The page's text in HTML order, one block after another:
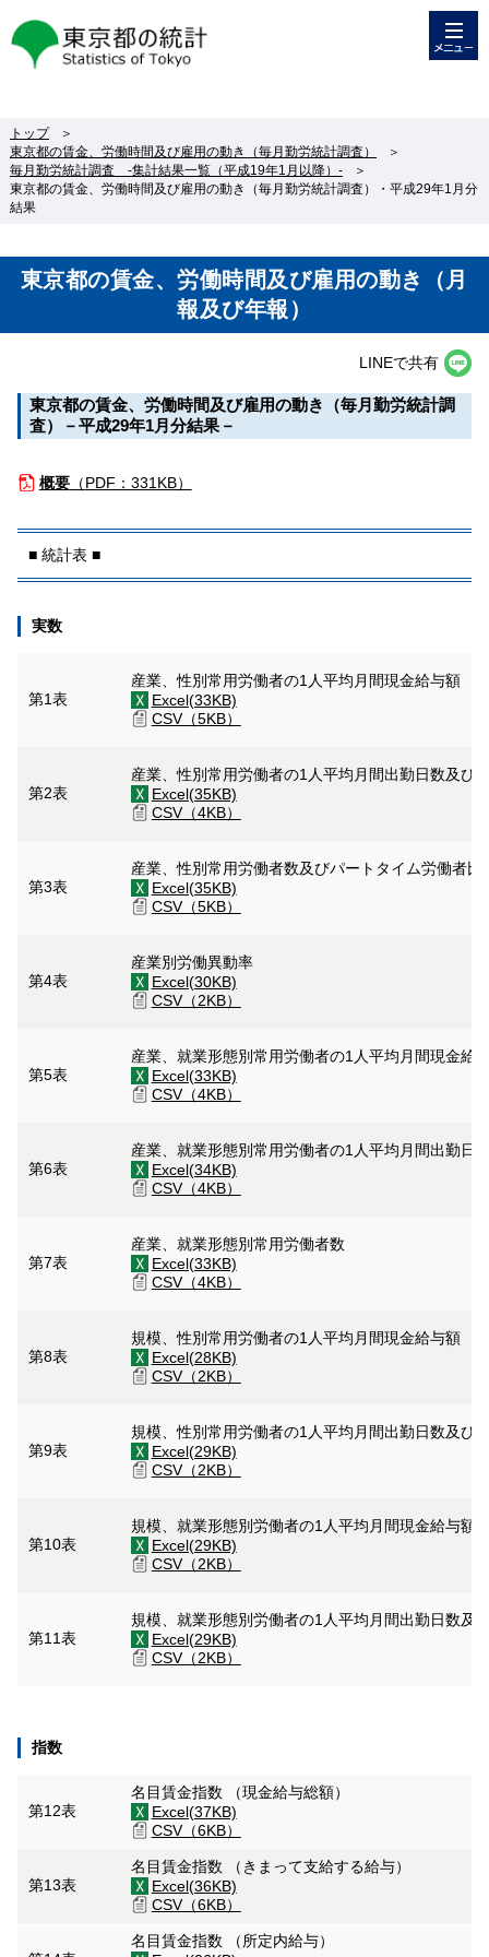
東京都の統計
トップ
＞
東京都の賃金、労働時間及び雇用の動き（毎月勤労統計調査）
＞
毎月勤労統計調査 -集計結果一覧（平成19年1月以降）-
＞
東京都の賃金、労働時間及び雇用の動き（毎月勤労統計調査）・平成29年1月分
結果
東京都の賃金、労働時間及び雇用の動き（月
報及び年報）
LINEで共有
東京都の賃金、労働時間及び雇用の動き（毎月勤労統計調
査）－平成29年1月分結果－
概要（PDF：331KB）
■ 統計表 ■
実数
第1表
産業、性別常用労働者の1人平均月間現金給与額
Excel(33KB)
CSV（5KB）
第2表
産業、性別常用労働者の1人平均月間出勤日数及び
Excel(35KB)
CSV（4KB）
第3表
産業、性別常用労働者数及びパートタイム労働者
Excel(35KB)
CSV（5KB）
第4表
産業別労働異動率
Excel(30KB)
CSV（2KB）
第5表
産業、就業形態別常用労働者の1人平均月間現金給
Excel(33KB)
CSV（4KB）
第6表
産業、就業形態別常用労働者の1人平均月間出勤日
Excel(34KB)
CSV（4KB）
第7表
産業、就業形態別常用労働者数
Excel(33KB)
CSV（4KB）
第8表
規模、性別常用労働者の1人平均月間現金給与額
Excel(28KB)
CSV（2KB）
第9表
規模、性別常用労働者の1人平均月間出勤日数及び
Excel(29KB)
CSV（2KB）
第10表
規模、就業形態別労働者の1人平均月間現金給与額
Excel(29KB)
CSV（2KB）
第11表
規模、就業形態別労働者の1人平均月間出勤日数及
Excel(29KB)
CSV（2KB）
指数
第12表
名目賃金指数 （現金給与総額）
Excel(37KB)
CSV（6KB）
第13表
名目賃金指数 （きまって支給する給与）
Excel(36KB)
CSV（6KB）
名目賃金指数 （所定内給与）